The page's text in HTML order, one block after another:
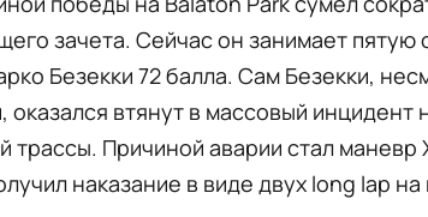
зачета. Сейчас он занимает пятую
Безекки 72 балла. Сам Безекки,
оказался втянут в массовый
трассы. Причиной аварии стал маневр
наказание в виде двух long lap